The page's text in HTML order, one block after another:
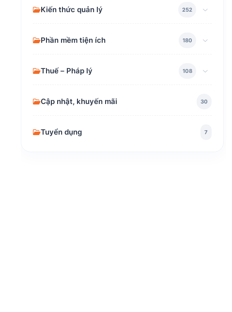
Kiến thức quản lý 252
Phần mềm tiện ích 180
Thuế – Pháp lý 108
Cập nhật, khuyến mãi 30
Tuyển dụng 7